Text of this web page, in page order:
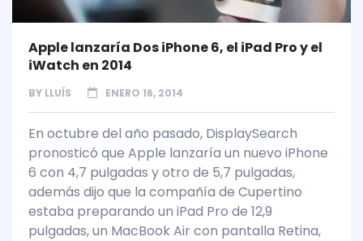
Apple lanzaría Dos iPhone 6, el iPad Pro y el
iWatch en 2014
BY LLUÍS ENERO 16, 2014
En octubre del año pasado, DisplaySearch
pronosticó que Apple lanzaría un nuevo iPhone
6 con 4,7 pulgadas y otro de 5,7 pulgadas,
además dijo que la compañía de Cupertino
estaba preparando un iPad Pro de 12,9
pulgadas, un MacBook Air con pantalla Retina,